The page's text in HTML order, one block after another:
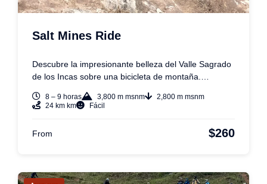
Salt Mines Ride
Descubre la impresionante belleza del Valle Sagrado
de los Incas sobre una bicicleta de montaña.…
8 – 9 horas 3,800 m msnm
2,800 m msnm
24 km km
Fácil
From $260